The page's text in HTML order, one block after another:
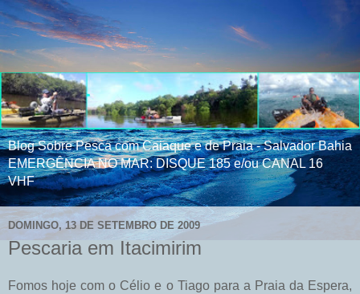
Blog Sobre Pesca com Caiaque e de Praia - Salvador Bahia
EMERGÊNCIA NO MAR: DISQUE 185 e/ou CANAL 16
VHF
DOMINGO, 13 DE SETEMBRO DE 2009
Pescaria em Itacimirim
Fomos hoje com o Célio e o Tiago para a Praia da Espera,